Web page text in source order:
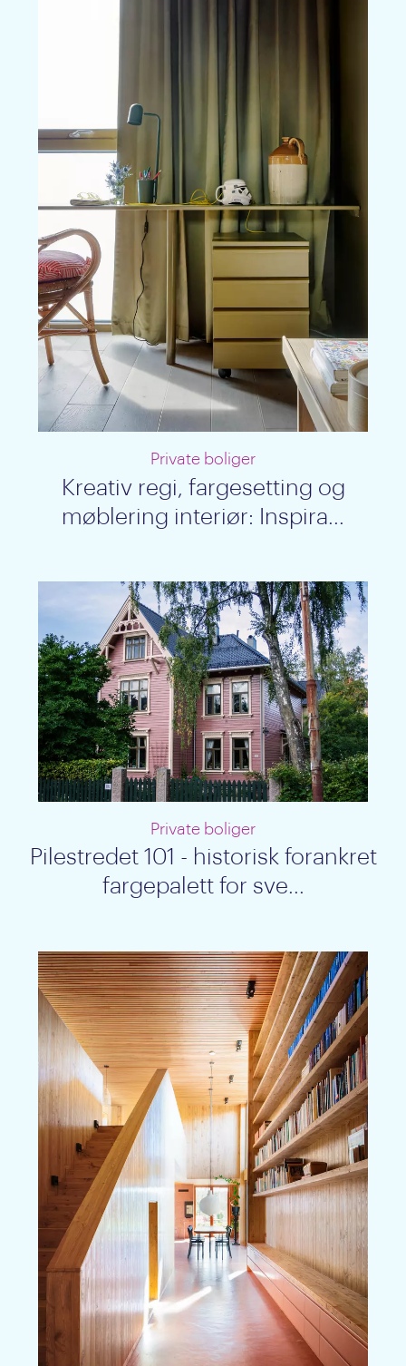
Private boliger
Kreativ regi, fargesetting og
møblering interiør: Inspira...
Private boliger
Pilestredet 101 - historisk forankret
fargepalett for sve...